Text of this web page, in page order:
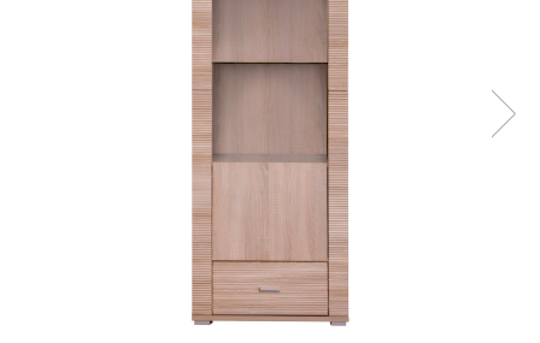
Seturi masa +scaune dining
Mese bucatarie /dining